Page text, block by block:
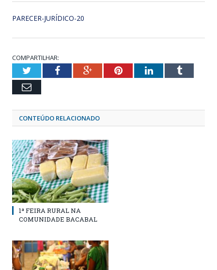
PARECER-JURÍDICO-20
COMPARTILHAR:
TwitterFacebookGoogle+PinterestLinkedInTumblr
Email
CONTEÚDO RELACIONADO
1ª FEIRA RURAL NA
COMUNIDADE BACABAL